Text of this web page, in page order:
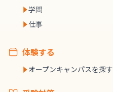
学問
仕事
体験する
オープンキャンパスを探す